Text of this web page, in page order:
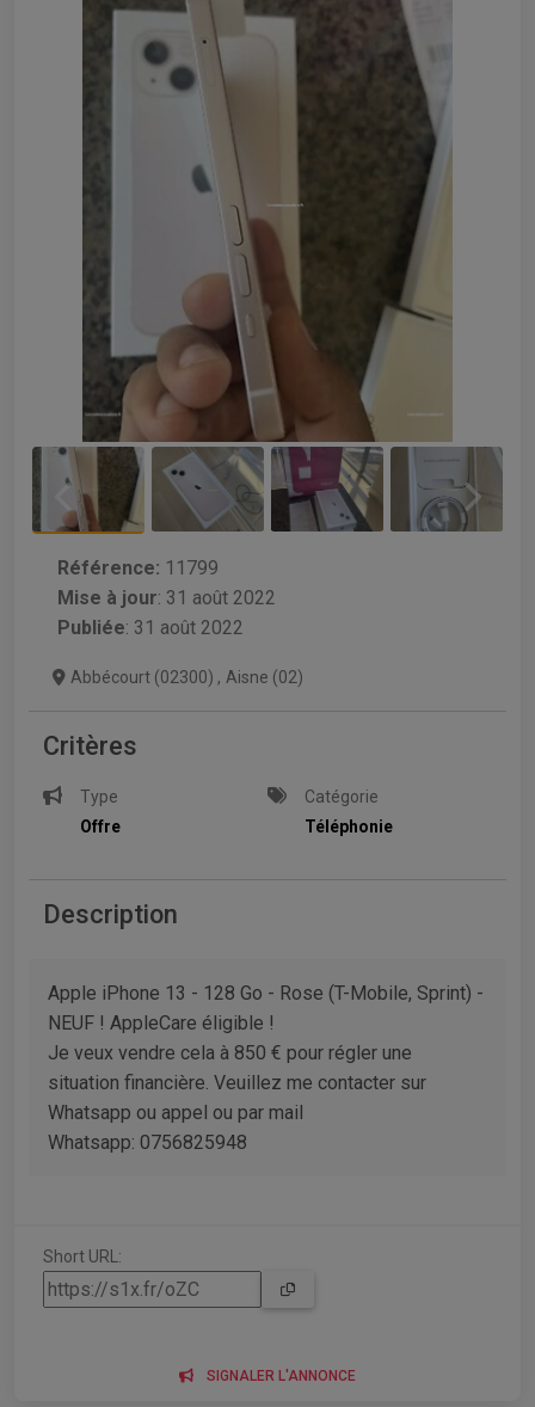
Référence: 11799
Mise à jour: 31 août 2022
Publiée: 31 août 2022
Abbécourt (02300) , Aisne (02)
Critères
Type
Offre
Catégorie
Téléphonie
Description
Apple iPhone 13 - 128 Go - Rose (T-Mobile, Sprint) -
NEUF ! AppleCare éligible !
Je veux vendre cela à 850 € pour régler une
situation financière. Veuillez me contacter sur
Whatsapp ou appel ou par mail
Whatsapp: 0756825948
Short URL:
SIGNALER L'ANNONCE